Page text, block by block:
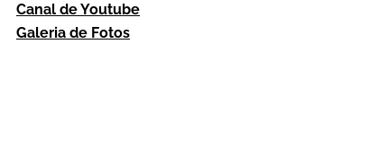
Canal de Youtube
Galeria de Fotos